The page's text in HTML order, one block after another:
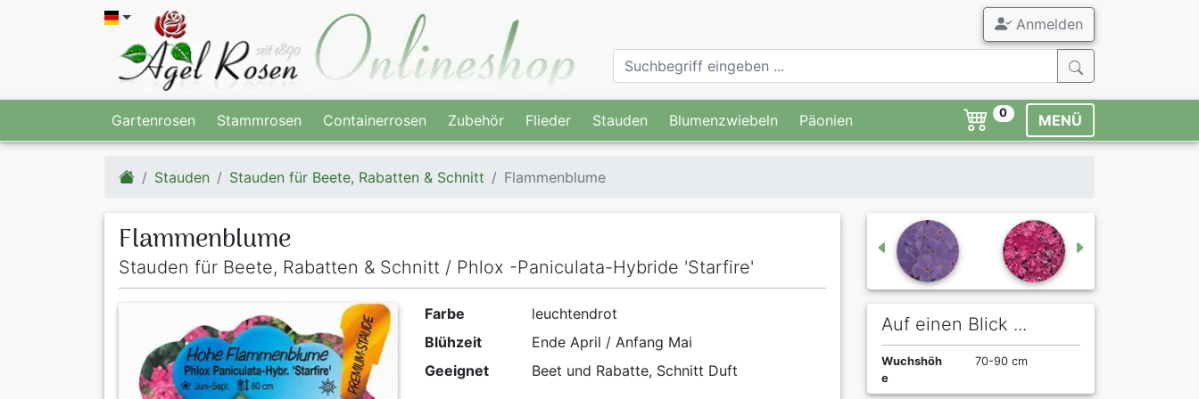
Anmelden
Gartenrosen Stammrosen Containerrosen Zubehör Flieder Stauden Blumenzwiebeln Päonien 0 MENÜ
Stauden Stauden für Beete, Rabatten & Schnitt Flammenblume
Flammenblume
Stauden für Beete, Rabatten & Schnitt / Phlox -Paniculata-Hybride 'Starfire'
Farbe
leuchtendrot
Blühzeit
Ende April / Anfang Mai
Geeignet
Beet und Rabatte, Schnitt Duft
Auf einen Blick ...
Wuchshöh
e
70-90 cm